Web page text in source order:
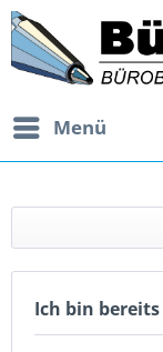
Menü
Ich bin